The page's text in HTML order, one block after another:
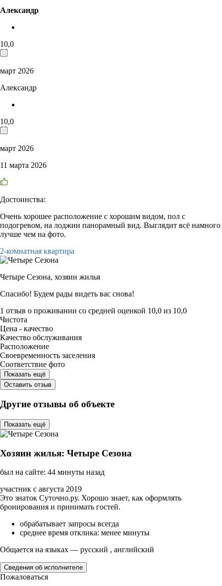
Александр
10,0
март 2026
Александр
10,0
март 2026
11 марта 2026
Достоинства:
Очень хорошее расположение с хорошим видом, пол с
подогревом, на лоджии панорамный вид. Выглядит всё намного
лучше чем на фото.
2-комнатная квартира
Четыре Сезона, хозяин жилья
Спасибо! Будем рады видеть вас снова!
1 отзыв о проживании со средней оценкой 10,0 из 10,0
Чистота
Цена - качество
Качество обслуживания
Расположение
Своевременность заселения
Соответствие фото
Показать ещё
Оставить отзыв
Другие отзывы об объекте
Показать ещё
Хозяин жилья: Четыре Сезона
был на сайте: 44 минуты назад
участник с августа 2019
Это знаток Суточно.ру. Хорошо знает, как оформлять
бронирования и принимать гостей.
обрабатывает запросы всегда
среднее время отклика: менее минуты
Общается на языках — русский , английский
Сведения об исполнителе
Пожаловаться